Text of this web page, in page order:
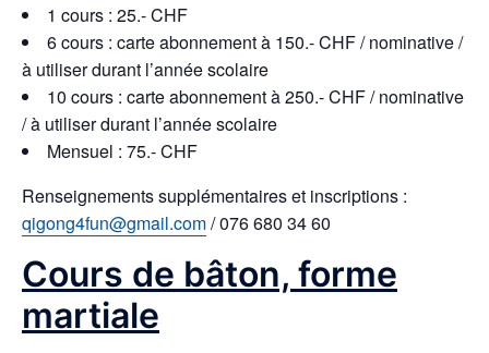
1 cours : 25.- CHF
6 cours : carte abonnement à 150.- CHF / nominative /
à utiliser durant l’année scolaire
10 cours : carte abonnement à 250.- CHF / nominative
/ à utiliser durant l’année scolaire
Mensuel : 75.- CHF
Renseignements supplémentaires et inscriptions :
qigong4fun@gmail.com/ 076 680 34 60
Cours de bâton, forme
martiale